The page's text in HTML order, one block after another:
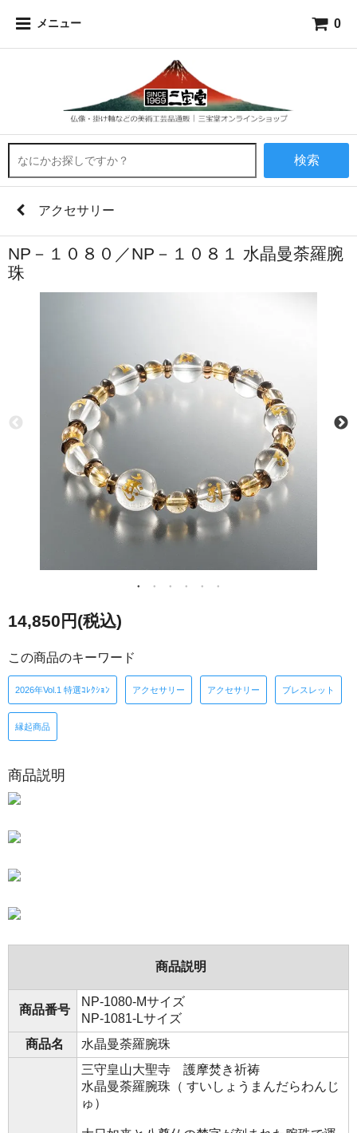
メニュー 0
検索
アクセサリー
NP－１０８０／NP－１０８１ 水晶曼荼羅腕
珠
14,850円(税込)
この商品のキーワード
2026年Vol.1 特選ｺﾚｸｼｮﾝ アクセサリー アクセサリー ブレスレット
縁起商品
商品説明
商品説明
商品番号
NP-1080-Mサイズ
NP-1081-Lサイズ
商品名
水晶曼荼羅腕珠
三守皇山大聖寺 護摩焚き祈祷
水晶曼荼羅腕珠（ すいしょうまんだらわんじ
ゅ）